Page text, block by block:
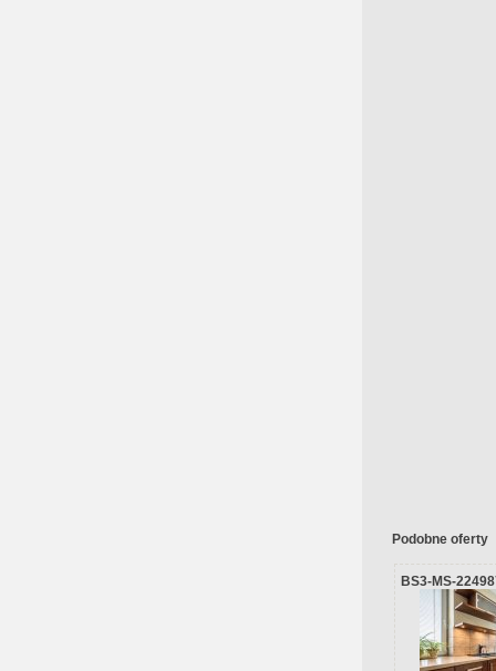
Podobne oferty
BS3-MS-